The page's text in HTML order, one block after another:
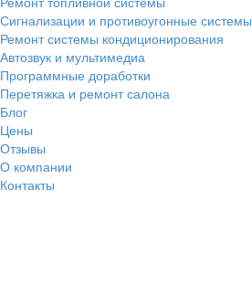
Сигнализации и противоугонные системы
Ремонт системы кондиционирования
Автозвук и мультимедиа
Программные доработки
Перетяжка и ремонт салона
Блог
Цены
Отзывы
О компании
Контакты